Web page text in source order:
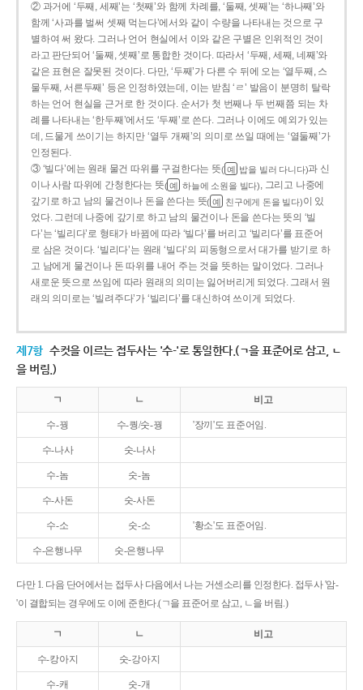
② 과거에 ‘두째, 세째’는 ‘첫째’와 함께 차례를, ‘둘째, 셋째’는 ‘하나째’와
함께 ‘사과를 벌써 셋째 먹는다’에서와 같이 수량을 나타내는 것으로 구
별하여 써 왔다. 그러나 언어 현실에서 이와 같은 구별은 인위적인 것이
라고 판단되어 ‘둘째, 셋째’로 통합한 것이다. 따라서 ‘두째, 세째, 네째’와
같은 표현은 잘못된 것이다. 다만, ‘두째’가 다른 수 뒤에 오는 ‘열두째, 스
물두째, 서른두째’ 등은 인정하였는데, 이는 받침 ‘ㄹ’ 발음이 분명히 탈락
하는 언어 현실을 근거로 한 것이다. 순서가 첫 번째나 두 번째쯤 되는 차
례를 나타내는 ‘한두째’에서도 ‘두째’로 쓴다. 그러나 이에도 예외가 있는
데, 드물게 쓰이기는 하지만 ‘열두 개째’의 의미로 쓰일 때에는 ‘열둘째’가
인정된다.
③ ‘빌다’에는 원래 물건 따위를 구걸한다는 뜻( 예 밥을 빌러 다니다)과 신
이나 사람 따위에 간청한다는 뜻( 예 하늘에 소원을 빌다), 그리고 나중에
갚기로 하고 남의 물건이나 돈을 쓴다는 뜻( 예 친구에게 돈을 빌다)이 있
었다. 그런데 나중에 갚기로 하고 남의 물건이나 돈을 쓴다는 뜻의 ‘빌
다’는 ‘빌리다’로 형태가 바뀜에 따라 ‘빌다’를 버리고 ‘빌리다’를 표준어
로 삼은 것이다. ‘빌리다’는 원래 ‘빌다’의 피동형으로서 대가를 받기로 하
고 남에게 물건이나 돈 따위를 내어 주는 것을 뜻하는 말이었다. 그러나
새로운 뜻으로 쓰임에 따라 원래의 의미는 잃어버리게 되었다. 그래서 원
래의 의미로는 ‘빌려주다’가 ‘빌리다’를 대신하여 쓰이게 되었다.
제7항 수컷을 이르는 접두사는 '수-'로 통일한다.(ㄱ을 표준어로 삼고, ㄴ
을 버림.)
ㄱ ㄴ 비고
수-꿩 수-퀑/숫-꿩 '장끼'도 표준어임.
수-나사 숫-나사
수-놈 숫-놈
수-사돈 숫-사돈
수-소 숫-소 '황소'도 표준어임.
수-은행나무 숫-은행나무
다만 1. 다음 단어에서는 접두사 다음에서 나는 거센소리를 인정한다. 접두사 '암-
'이 결합되는 경우에도 이에 준한다.(ㄱ을 표준어로 삼고, ㄴ을 버림.)
ㄱ ㄴ 비고
수-캉아지 숫-강아지
수-캐 숫-개